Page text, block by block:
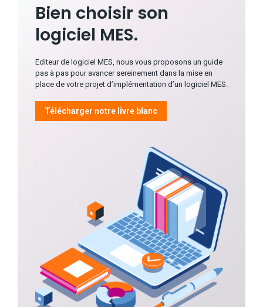
Bien choisir son
logiciel MES.
Editeur de logiciel MES, nous vous proposons un guide
pas à pas pour avancer sereinement dans la mise en
place de votre projet d’implémentation d’un logiciel MES.
Télécharger notre livre blanc